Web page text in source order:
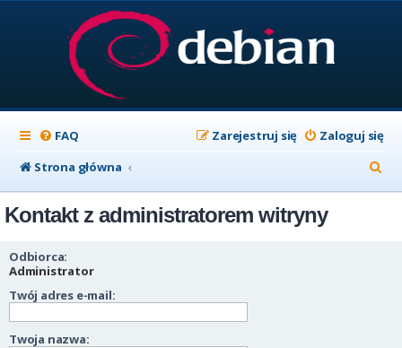
FAQ Zaloguj się
Zarejestruj się
Strona główna
z
Kontakt z administratorem witryny
Odbiorca:
Administrator
Twój adres e-mail:
Twoja nazwa: